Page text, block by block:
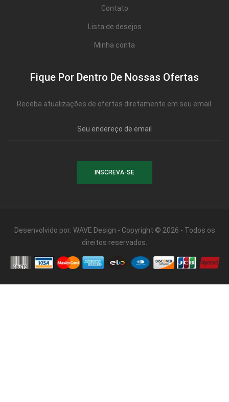
Contato
Lista de desejos
Minha conta
Fique Por Dentro De Nossas Ofertas
Receba atualizações de ofertas diretamente em seu email.
Desenvolvido por: WAVE Design - Copyright © 2026 - Todos os
direitos reservados.